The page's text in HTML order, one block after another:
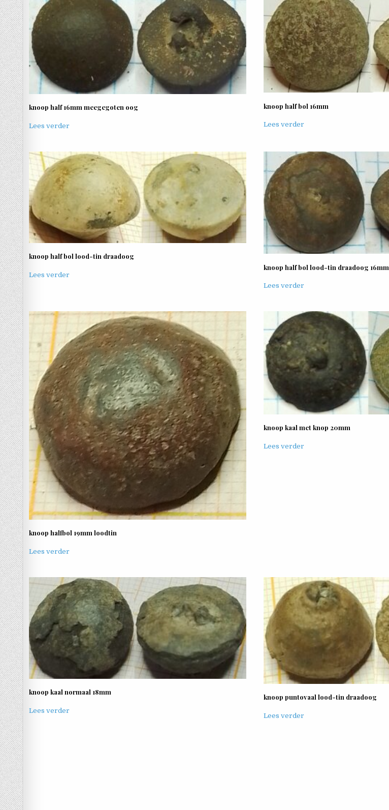
knoop half 16mm meegegoten oog
Lees verder
knoop half bol 16mm
Lees verder
knoop half bol lood-tin draadoog
Lees verder
knoop half bol lood-tin draadoog 16mm
Lees verder
knoop halfbol 19mm loodtin
Lees verder
knoop kaal met knop 20mm
Lees verder
knoop kaal normaal 18mm
Lees verder
knoop puntovaal lood-tin draadoog
Lees verder